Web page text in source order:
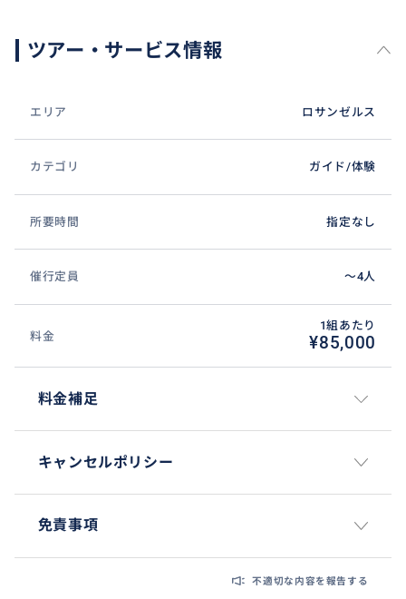
ツアー・サービス情報
エリア ロサンゼルス
カテゴリ ガイド/体験
所要時間 指定なし
催行定員 〜4人
料金
1組あたり
¥85,000
料金補足
キャンセルポリシー
免責事項
不適切な内容を報告する